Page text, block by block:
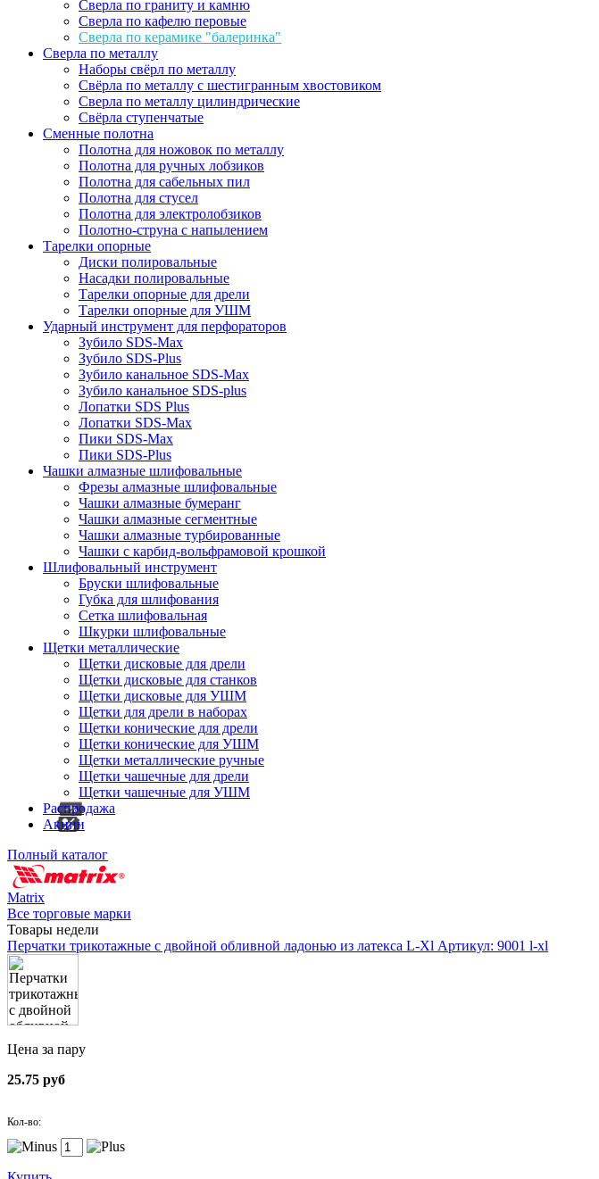
Сверла по граниту и камню
Сверла по кафелю перовые
Сверла по керамике "балеринка"
Сверла по металлу
Наборы свёрл по металлу
Свёрла по металлу с шестигранным хвостовиком
Сверла по металлу цилиндрические
Свёрла ступенчатые
Сменные полотна
Полотна для ножовок по металлу
Полотна для ручных лобзиков
Полотна для сабельных пил
Полотна для стусел
Полотна для электролобзиков
Полотно-струна с напылением
Тарелки опорные
Диски полировальные
Насадки полировальные
Тарелки опорные для дрели
Тарелки опорные для УШМ
Ударный инструмент для перфораторов
Зубило SDS-Max
Зубило SDS-Plus
Зубило канальное SDS-Max
Зубило канальное SDS-plus
Лопатки SDS Plus
Лопатки SDS-Max
Пики SDS-Max
Пики SDS-Plus
Чашки алмазные шлифовальные
Фрезы алмазные шлифовальные
Чашки алмазные бумеранг
Чашки алмазные сегментные
Чашки алмазные турбированные
Чашки с карбид-вольфрамовой крошкой
Шлифовальный инструмент
Бруски шлифовальные
Губка для шлифования
Сетка шлифовальная
Шкурки шлифовальные
Щетки металлические
Щетки дисковые для дрели
Щетки дисковые для станков
Щетки дисковые для УШМ
Щетки для дрели в наборах
Щетки конические для дрели
Щетки конические для УШМ
Щетки металлические ручные
Щетки чашечные для дрели
Щетки чашечные для УШМ
Распродажа
Акции
Полный каталог
Matrix
Все торговые марки
Товары недели
Перчатки трикотажные с двойной обливной ладонью из латекса L-Xl Артикул: 9001 l-xl
Цена за пару
25.75 руб
Кол-во: